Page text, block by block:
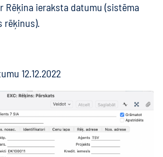
Rēķina ieraksta datumu (sistēma
rēķinus).
12.12.2022